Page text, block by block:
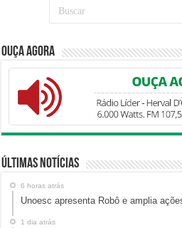
Ouça Agora
Últimas Notícias
6 horas atrás
Unoesc apresenta Robô e amplia
1 dia atrás